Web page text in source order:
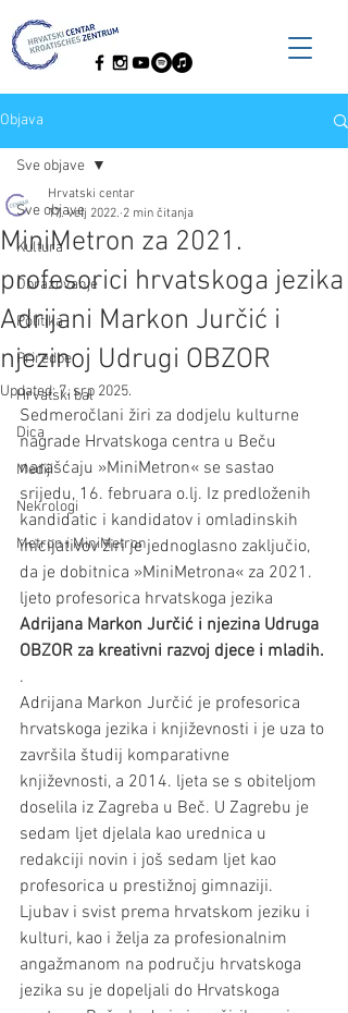
Objava
Sve objave
Kultura
Obrazovanje
Politika
Priredbe
Hrvatski bal
Dica
Mediji
Nekrologi
Metron i MiniMetron
Sve objave
MiniMetron za 2021.
profesorici hrvatskoga jezika
Adrijani Markon Jurčić i
njezinoj Udrugi OBZOR
Hrvatski centar
17. velj 2022. 2 min čitanja
Updated:7. srp 2025.
Sedmeročlani žiri za dodjelu kulturne
nagrade Hrvatskoga centra u Beču
narašćaju »MiniMetron« se sastao
srijedu, 16. februara o.lj. Iz predloženih
kandidatic i kandidatov i omladinskih
inicijativov žiri je jednogla­sno zaključio,
da je dobitnica »MiniMetrona« za 2021.
ljeto profesorica hrvatskoga jezika
Adrijana Markon Jurčić i njezina Udruga
OBZOR za kreativni razvoj djece i mladih.
.
Adrijana Markon Jurčić je profesorica
hrvatskoga jezika i književnosti i je uza to
završila študij komparativne
književnosti, a 2014. ljeta se s obiteljom
doselila iz Zagreba u Beč. U Zagrebu je
sedam ljet djelala kao urednica u
redakciji novin i još sedam ljet kao
profesorica u prestižnoj gimnaziji.
Ljubav i svist prema hrvatskom jeziku i
kulturi, kao i želja za profesionalnim
angažmanom na području hrvatskoga
jezika su je dopeljali do Hrvatskoga